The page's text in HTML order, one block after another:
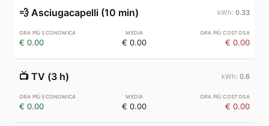
💨 Asciugacapelli (10 min) 0.33
€ 0.00 € 0.00 € 0.00
📺 TV (3 h) 0.6
€ 0.00 € 0.00 € 0.00